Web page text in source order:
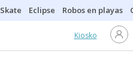
Skate Eclipse Robos en playas
Kiosko